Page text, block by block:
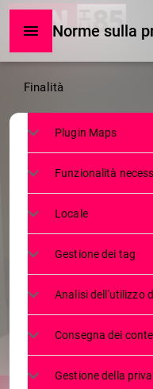
SAFE
VALTELLINA
PER UN
Norme sulla
Norme
sulla
privacy
Finalità
Plugin Maps
Funzionalità
Locale
Gestione dei tag
Analisi dell'utilizzo
Consegna dei
Gestione della